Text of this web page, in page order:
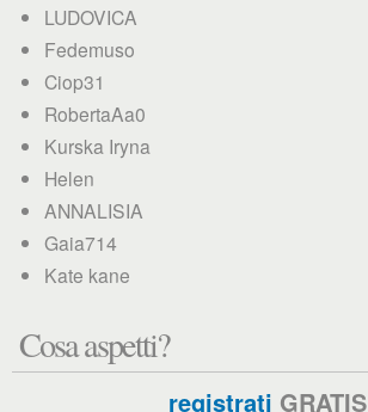
LUDOVICA
Fedemuso
Ciop31
RobertaAa0
Kurska Iryna
Helen
ANNALISIA
Gaia714
Kate kane
Cosa aspetti?
registrati GRATIS